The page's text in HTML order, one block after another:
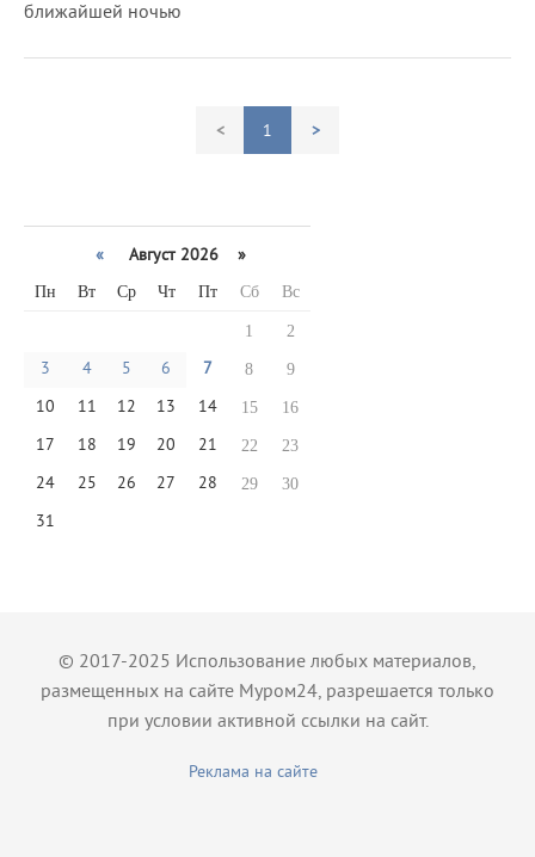
ближайшей ночью
< 1 >
« Август 2026 »
Пн Вт Ср Чт Пт Сб Вс
1 2
3 4 5 6 7 8 9
10 11 12 13 14 15 16
17 18 19 20 21 22 23
24 25 26 27 28 29 30
31
© 2017-2025 Использование любых материалов,
размещенных на сайте Муром24, разрешается только
при условии активной ссылки на сайт.
Реклама на сайте